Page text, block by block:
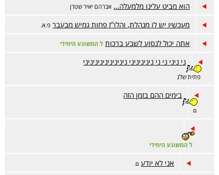
הוא מביט עלינו מלמעלה... אברהם יאיר שטרן
מעכשיו יש לו מנהלת, והלו"ז פחות גמיש מבעבר פ.א.
אתה יכול לנסוע לשבע ברכות ל המשוגע היחידי
ני ניני ני ני ניניניניני ניניניניניניניניני
פתית שלג
בימים ההם בזמן הזה
ꭥ
ל המשוגע היחידי
אני לא יודע ꭥ